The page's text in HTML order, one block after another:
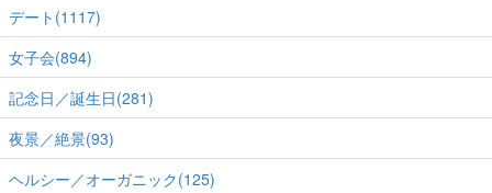
デート(1117)
女子会(894)
記念日／誕生日(281)
夜景／絶景(93)
ヘルシー／オーガニック(125)